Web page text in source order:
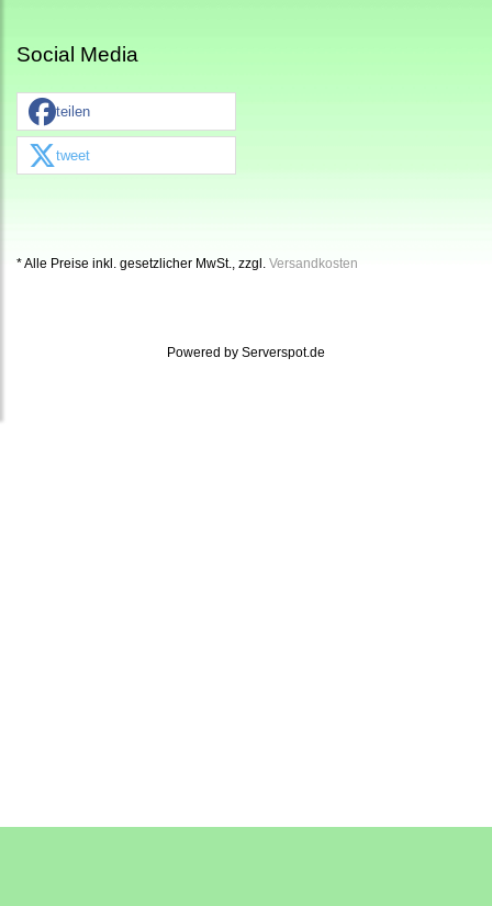
Social Media
teilen
tweet
* Alle Preise inkl. gesetzlicher MwSt., zzgl. Versandkosten
Powered by Serverspot.de